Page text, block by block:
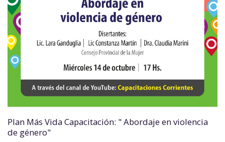
Plan Más Vida Capacitación: " Abordaje en violencia
de género"